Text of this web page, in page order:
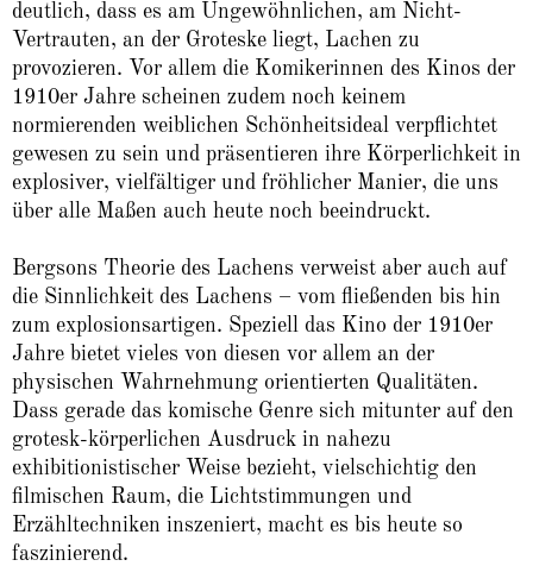
deutlich, dass es am Ungewöhnlichen, am Nicht-
Vertrauten, an der Groteske liegt, Lachen zu
provozieren. Vor allem die Komikerinnen des Kinos der
1910er Jahre scheinen zudem noch keinem
normierenden weiblichen Schönheitsideal verpflichtet
gewesen zu sein und präsentieren ihre Körperlichkeit in
explosiver, vielfältiger und fröhlicher Manier, die uns
über alle Maßen auch heute noch beeindruckt.
Bergsons Theorie des Lachens verweist aber auch auf
die Sinnlichkeit des Lachens – vom fließenden bis hin
zum explosionsartigen. Speziell das Kino der 1910er
Jahre bietet vieles von diesen vor allem an der
physischen Wahrnehmung orientierten Qualitäten.
Dass gerade das komische Genre sich mitunter auf den
grotesk-körperlichen Ausdruck in nahezu
exhibitionistischer Weise bezieht, vielschichtig den
filmischen Raum, die Lichtstimmungen und
Erzähltechniken inszeniert, macht es bis heute so
faszinierend.